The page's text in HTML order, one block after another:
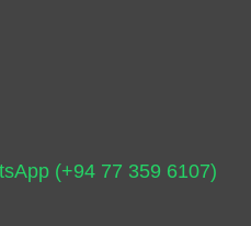
(+94 77 359 6107)